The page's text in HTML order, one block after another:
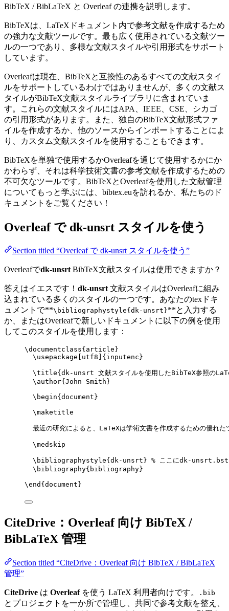
BibTeX / BibLaTeX と Overleaf の連携を説明します。
BibTeXは、LaTeXドキュメント内で参考文献を作成するため
の強力な文献ツールです。最も広く使用されている文献ツー
ルの一つであり、多様な文献スタイルや引用形式をサポート
しています。
Overleafは現在、BibTeXと互換性のあるすべての文献スタイ
ルをサポートしているわけではありませんが、多くの文献ス
タイルがBibTeX文献スタイルライブラリに含まれていま
す。これらの文献スタイルにはAPA、IEEE、CSE、シカゴ
の引用形式があります。また、独自のBibTeX文献形式ファ
イルを作成するか、他のソースからインポートすることによ
り、カスタム文献スタイルを使用することもできます。
BibTeXを単独で使用するかOverleafを通じて使用するかにか
かわらず、それは科学技術文書の参考文献を作成するための
不可欠なツールです。BibTeXとOverleafを使用した文献管理
についてもっと学ぶには、bibtex.euを訪れるか、私たちのド
キュメントをご覧ください！
Overleaf で dk-unsrt スタイルを使う
Section titled “Overleaf で dk-unsrt スタイルを使う”
Overleafでdk-unsrtBibTeX文献スタイルは使用できますか？
答えはイエスです！ dk-unsrt文献スタイルはOverleafに組み
込まれている多くのスタイルの一つです。あなたのtexドキ
ュメントで**\bibliographystyle{dk-unsrt}**と入力する
か、またはOverleafで新しいドキュメントに以下の例を使用
してこのスタイルを使用します：
\documentclass{ article }
\usepackage
utf8 ]{ inputenc }
\title{dk-unsrt 文献スタイルを使用したBibTeX参照の
\author{John Smith}
\begin{ document }
\maketitle
最近の研究によると、LaTeXは学術文書を作成するための優れ
\medskip
\bibliographystyle{dk-unsrt} % ここにdk-unsrt.bst
\bibliography{bibliography}
\end { document }
CiteDrive：Overleaf 向け BibTeX /
BibLaTeX 管理
Section titled “CiteDrive：Overleaf 向け BibTeX / BibLaTeX
管理”
CiteDrive は Overleafを使う LaTeX 利用者向けです。 .bib
とプロジェクトを一か所で管理し、共同で参考文献を整え、